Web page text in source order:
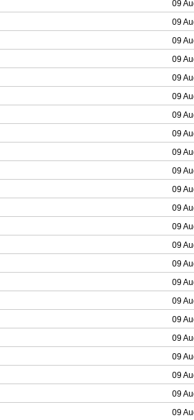
09
09
09
09
09
09
09
09
09
09
09
09
09
09
09
09
09
09
09
09
09
09
09